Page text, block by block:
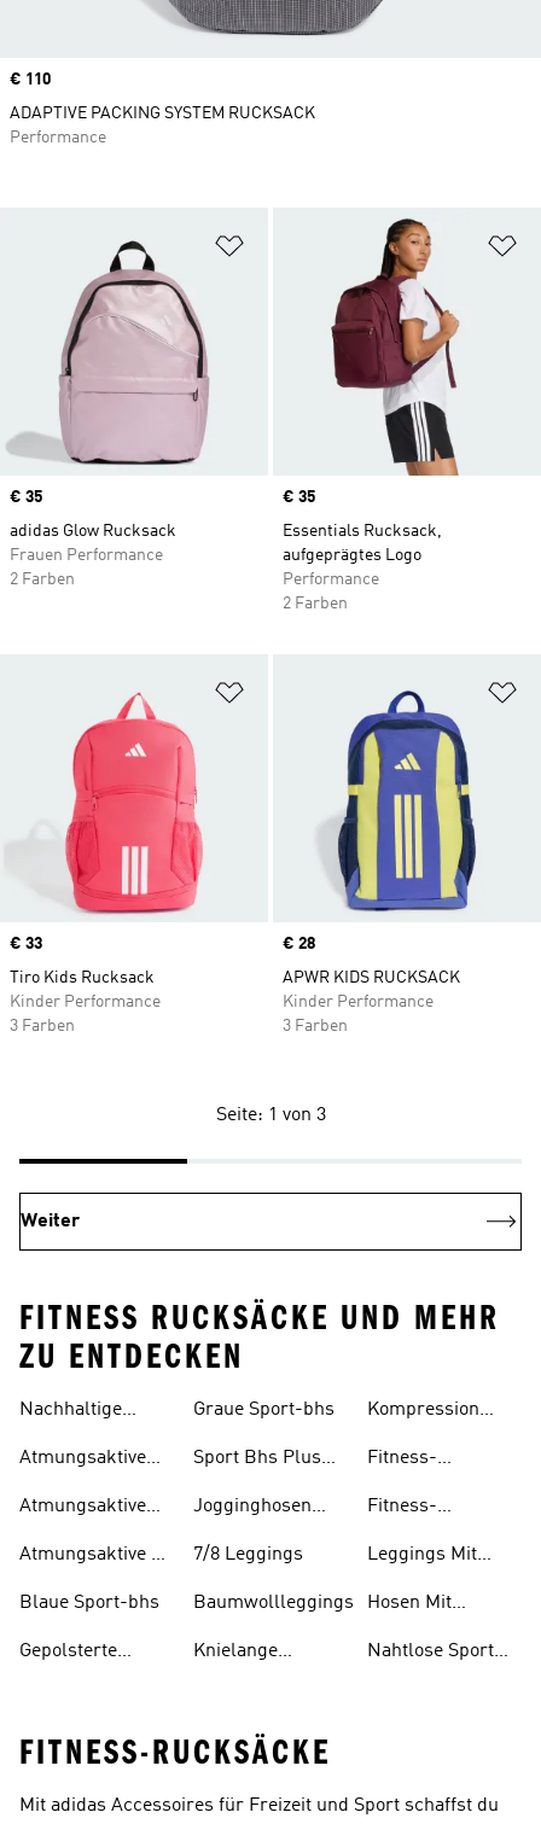
Zur Wunschliste hinzufügen
Price
€ 35
adidas Glow Rucksack
Frauen Performance
2 Farben
Price
€ 35
Essentials Rucksack,
aufgeprägtes Logo
Performance
2 Farben
Zur Wunschliste hinzufügen
Price
€ 33
Tiro Kids Rucksack
Kinder Performance
3 Farben
Price
€ 28
APWR KIDS RUCKSACK
Kinder Performance
3 Farben
Price
€ 110
ADAPTIVE PACKING SYSTEM RUCKSACK
Performance
Seite: 1 von 3
Weiter
FITNESS RUCKSÄCKE UND MEHR
ZU ENTDECKEN
Nachhaltige
Atmungsaktive
Atmungsaktive
Atmungsaktive T-
Blaue Sport-bhs
Gepolsterte
Graue Sport-bhs
Sport Bhs Plus
Jogginghosen
7/8 Leggings
Baumwollleggings
Knielange
Kompression
Fitness-
Mädchen
Fitness-
Mädchen
Leggings Mit
Hosen Mit
Nahtlose Sport
FITNESS-RUCKSÄCKE
Mit adidas Accessoires für Freizeit und Sport schaffst du